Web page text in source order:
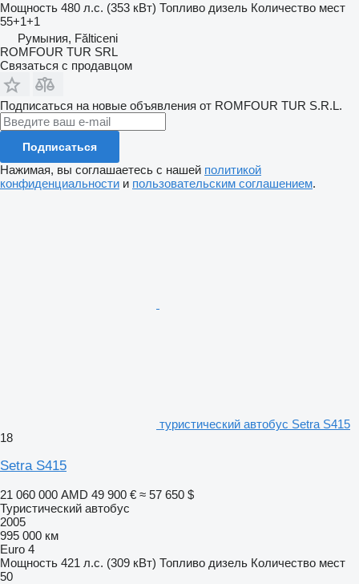
Мощность 480 л.с. (353 кВт) Топливо дизель Количество мест
55+1+1
Румыния, Fălticeni
ROMFOUR TUR SRL
Связаться с продавцом
Подписаться на новые объявления от ROMFOUR TUR S.R.L.
Подписаться
Нажимая, вы соглашаетесь с нашей политикой
конфиденциальности и пользовательским соглашением.
туристический автобус Setra S415
18
Setra S415
21 060 000 AMD 49 900 € ≈ 57 650 $
Туристический автобус
2005
995 000 км
Euro 4
Мощность 421 л.с. (309 кВт) Топливо дизель Количество мест
50